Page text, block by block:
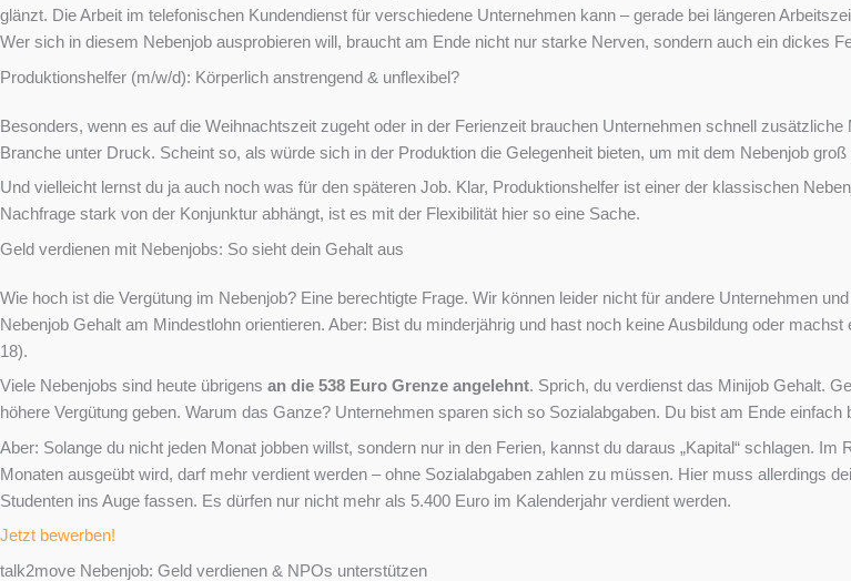
glänzt. Die Arbeit im telefonischen Kundendienst für verschiedene Unternehmen kann – gerade bei längeren
Wer sich in diesem Nebenjob ausprobieren will, braucht am Ende nicht nur starke Nerven, sondern auch ein dickes
Produktionshelfer (m/w/d): Körperlich anstrengend & unflexibel?
Besonders, wenn es auf die Weihnachtszeit zugeht oder in der Ferienzeit brauchen Unternehmen schnell
Branche unter Druck. Scheint so, als würde sich in der Produktion die Gelegenheit bieten, um mit dem Nebenjob
Und vielleicht lernst du ja auch noch was für den späteren Job. Klar, Produktionshelfer ist einer der klassischen
Nachfrage stark von der Konjunktur abhängt, ist es mit der Flexibilität hier so eine Sache.
Geld verdienen mit Nebenjobs: So sieht dein Gehalt aus
Wie hoch ist die Vergütung im Nebenjob? Eine berechtigte Frage. Wir können leider nicht für andere Unternehmen
Nebenjob Gehalt am Mindestlohn orientieren. Aber: Bist du minderjährig und hast noch keine Ausbildung oder
18).
Viele Nebenjobs sind heute übrigens an die 538 Euro Grenze angelehnt. Sprich, du verdienst das Minijob Gehalt.
höhere Vergütung geben. Warum das Ganze? Unternehmen sparen sich so Sozialabgaben. Du bist am Ende einfach
Aber: Solange du nicht jeden Monat jobben willst, sondern nur in den Ferien, kannst du daraus „Kapital“ schlagen.
Monaten ausgeübt wird, darf mehr verdient werden – ohne Sozialabgaben zahlen zu müssen. Hier muss allerdings
Studenten ins Auge fassen. Es dürfen nur nicht mehr als 5.400 Euro im Kalenderjahr verdient werden.
Jetzt bewerben!
talk2move Nebenjob: Geld verdienen & NPOs unterstützen